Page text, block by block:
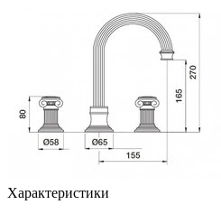
Характеристики